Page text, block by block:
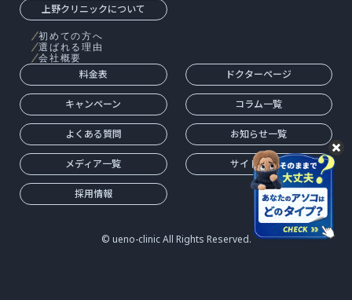
上野クリニックについて
初めての方へ
選ばれる理由
会社概要
料金表 ドクターページ
キャンペーン コラム一覧
よくある質問 お知らせ一覧
メディア一覧 サイトマップ
採用情報
© ueno-clinic All Rights Reserved.